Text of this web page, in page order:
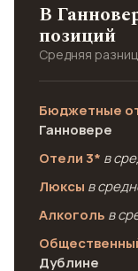
В
позиций
Средняя
Бюджетные
Ганновере
Отели 3* в
Люксы в
Алкоголь в
Дублине